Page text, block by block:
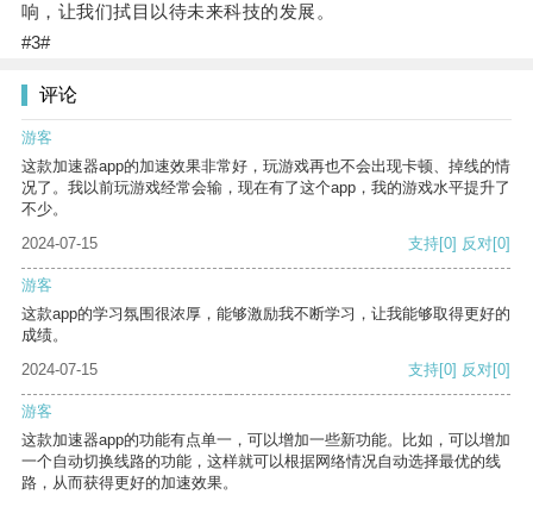
响，让我们拭目以待未来科技的发展。
#3#
评论
游客
这款加速器app的加速效果非常好，玩游戏再也不会出现卡顿、掉线的情
况了。我以前玩游戏经常会输，现在有了这个app，我的游戏水平提升了
不少。
2024-07-15
支持[0] 反对[0]
游客
这款app的学习氛围很浓厚，能够激励我不断学习，让我能够取得更好的
成绩。
2024-07-15
支持[0] 反对[0]
游客
这款加速器app的功能有点单一，可以增加一些新功能。比如，可以增加
一个自动切换线路的功能，这样就可以根据网络情况自动选择最优的线
路，从而获得更好的加速效果。